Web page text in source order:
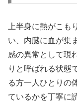
上半身に熱がこも
い、内臓に血が集
感の異常として現
りと呼ばれる状態
る方一人ひとりの
ているかを丁寧に